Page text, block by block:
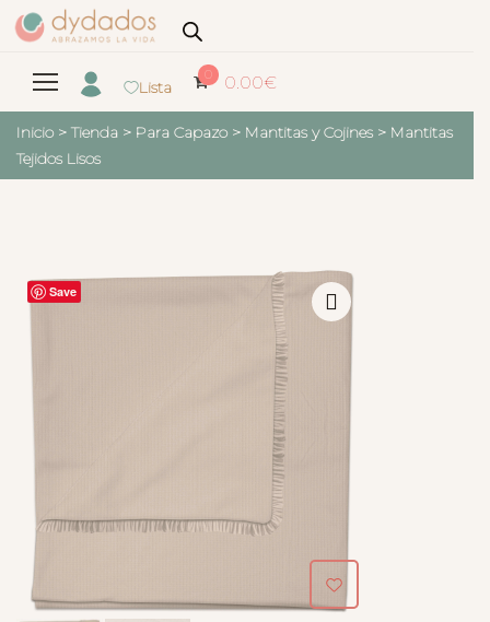
Lista
0 0.00€
Inicio > Tienda > Para Capazo > Mantitas y Cojines > Mantitas
Tejidos Lisos
Save